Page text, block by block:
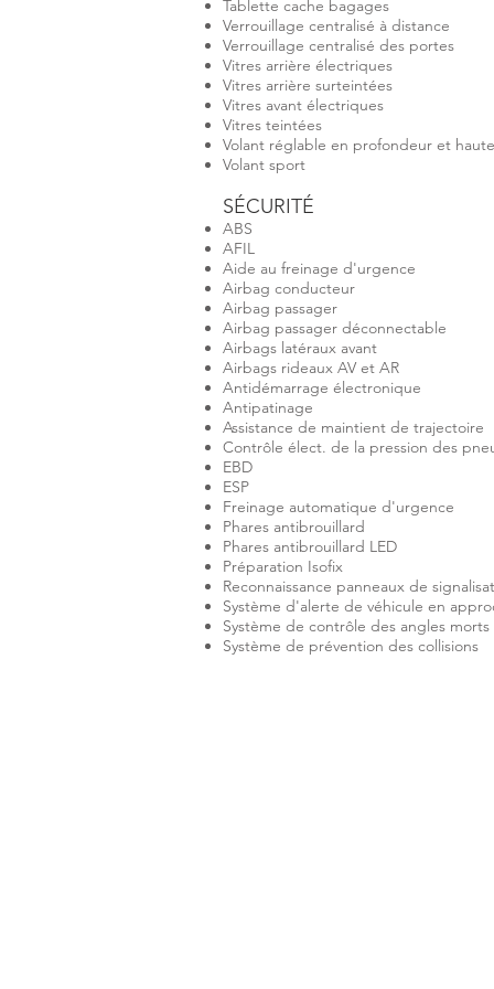
Tablette cache bagages
Verrouillage centralisé à distance
Verrouillage centralisé des portes
Vitres arrière électriques
Vitres arrière surteintées
Vitres avant électriques
Vitres teintées
Volant réglable en profondeur et
Volant sport
SÉCURITÉ
ABS
AFIL
Aide au freinage d'urgence
Airbag conducteur
Airbag passager
Airbag passager déconnectable
Airbags latéraux avant
Airbags rideaux AV et AR
Antidémarrage électronique
Antipatinage
Assistance de maintient de trajectoire
Contrôle élect. de la pression des
EBD
ESP
Freinage automatique d'urgence
Phares antibrouillard
Phares antibrouillard LED
Préparation Isofix
Reconnaissance panneaux de
Système d'alerte de véhicule en
Système de contrôle des angles morts
Système de prévention des collisions